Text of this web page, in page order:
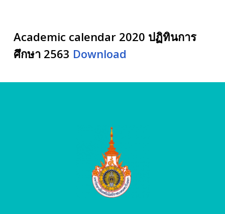
Academic calendar 2020 ปฏิทินการ
ศึกษา 2563 Download